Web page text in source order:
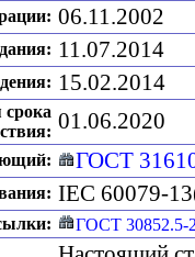
06.11.2002
11.07.2014
15.02.2014
срока 01.06.2020
ГОСТ
IEC 60079-
ГОСТ 30852.5-